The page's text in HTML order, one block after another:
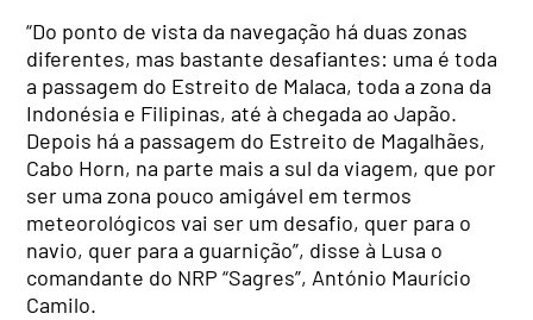
“Do ponto de vista da navegação há duas zonas
diferentes, mas bastante desafiantes: uma é toda
a passagem do Estreito de Malaca, toda a zona da
Indonésia e Filipinas, até à chegada ao Japão.
Depois há a passagem do Estreito de Magalhães,
Cabo Horn, na parte mais a sul da viagem, que por
ser uma zona pouco amigável em termos
meteorológicos vai ser um desafio, quer para o
navio, quer para a guarnição”, disse à Lusa o
comandante do NRP “Sagres”, António Maurício
Camilo.